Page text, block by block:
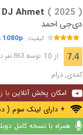
DJ Ahmet ( 2025 )
دی‌جی احمد
کیفیت :1080p
7.4 از 10 توسط 863 نفر در
کمدی,درام
امکان پخش آنلاین با
+ دارای لینک سوم (
همراه با نسخه کامل